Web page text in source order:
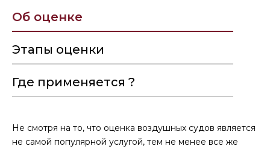
Об оценке
Этапы оценки
Где применяется ?
Не смотря на то, что оценка воздушных судов является
не самой популярной услугой, тем не менее все же